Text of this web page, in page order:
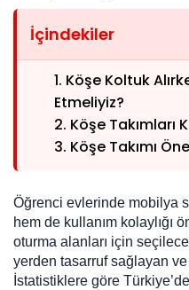
İçindekiler
1. Köşe Koltuk
Etmeliyiz?
2. Köşe Takımları
3. Köşe Takımı
Öğrenci evlerinde mobilya
hem de kullanım kolaylığı
oturma alanları için
yerden tasarruf sağlayan
İstatistiklere göre